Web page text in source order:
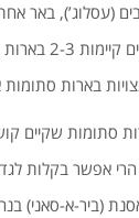
בארות באזור משאבים
ובאר אחת
בארות
סתומות שקיים
הרי אפשר בקלות
(ביר-א-סאני)